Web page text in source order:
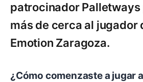
patrocinador
más de cerca al jugador
Emotion Zaragoza.
¿Cómo comenzaste a jugar